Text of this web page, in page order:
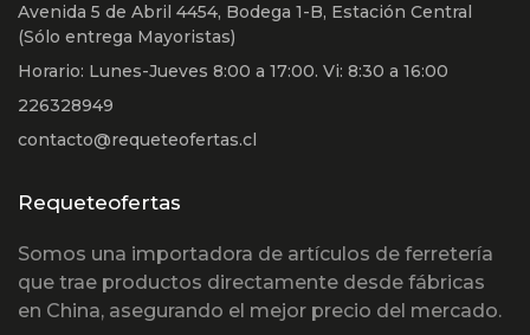
Avenida 5 de Abril 4454, Bodega 1-B, Estación Central
(Sólo entrega Mayoristas)
Horario: Lunes-Jueves 8:00 a 17:00. Vi: 8:30 a 16:00
226328949
contacto@requeteofertas.cl
Requeteofertas
Somos una importadora de artículos de ferretería
que trae productos directamente desde fábricas
en China, asegurando el mejor precio del mercado.